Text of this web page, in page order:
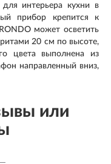
для интерьера кухни в
прибор крепится к
может осветить
20 см по высоте,
цвета выполнена из
направленный вниз,
или